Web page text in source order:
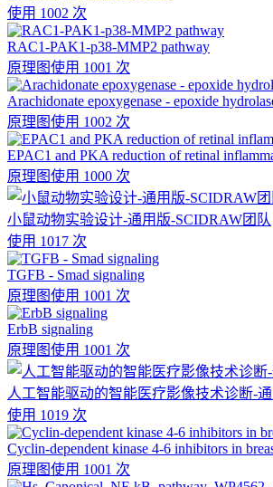
使用 1002 次
RAC1-PAK1-p38-MMP2 pathway
原理图使用 1001 次
Arachidonate epoxygenase - epoxide
原理图使用 1002 次
EPAC1 and PKA reduction of retinal
原理图使用 1000 次
小鼠动物实验设计-通用版-SCIDRAW团队
使用 1017 次
TGFB - Smad signaling
原理图使用 1001 次
ErbB signaling
原理图使用 1001 次
人工智能驱动的智能医疗影像技术诊断-
使用 1019 次
Cyclin-dependent kinase 4-6 inhibitors in
原理图使用 1001 次